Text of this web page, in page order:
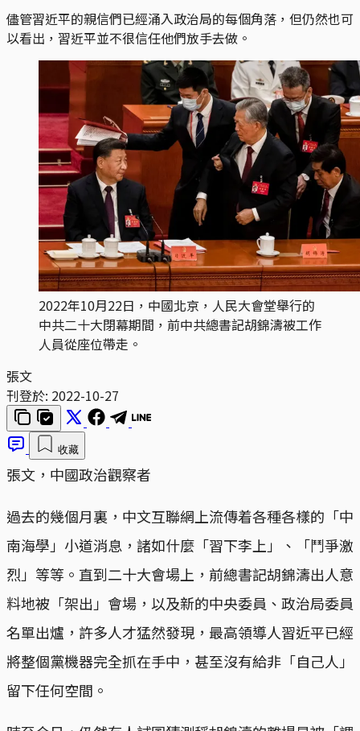
儘管習近平的親信們已經涌入政治局的每個角落，但仍然也可
以看出，習近平並不很信任他們放手去做。
2022年10月22日，中國北京，人民大會堂舉行的
中共二十大閉幕期間，前中共總書記胡錦濤被工作
人員從座位帶走。
張文
刊登於: 2022-10-27
收藏
張文，中國政治觀察者
過去的幾個月裏，中文互聯網上流傳着各種各樣的「中
南海學」小道消息，諸如什麼「習下李上」、「鬥爭激
烈」等等。直到二十大會場上，前總書記胡錦濤出人意
料地被「架出」會場，以及新的中央委員、政治局委員
名單出爐，許多人才猛然發現，最高領導人習近平已經
將整個黨機器完全抓在手中，甚至沒有給非「自己人」
留下任何空間。